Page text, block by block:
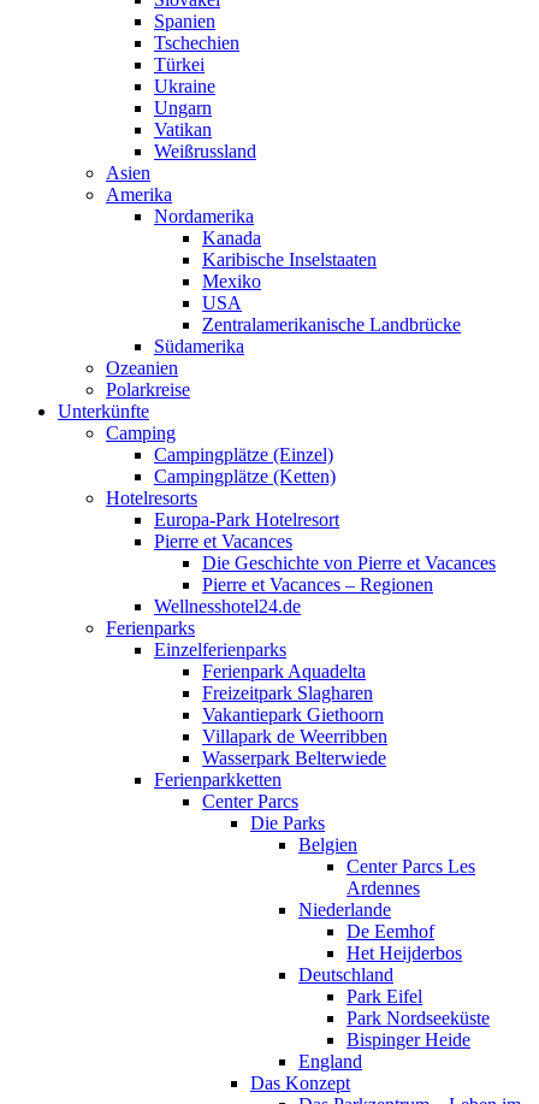
Spanien
Tschechien
Türkei
Ukraine
Ungarn
Vatikan
Weißrussland
Asien
Amerika
Nordamerika
Kanada
Karibische Inselstaaten
Mexiko
USA
Zentralamerikanische Landbrücke
Südamerika
Ozeanien
Polarkreise
Unterkünfte
Camping
Campingplätze (Einzel)
Campingplätze (Ketten)
Hotelresorts
Europa-Park Hotelresort
Pierre et Vacances
Die Geschichte von Pierre et Vacances
Pierre et Vacances – Regionen
Wellnesshotel24.de
Ferienparks
Einzelferienparks
Ferienpark Aquadelta
Freizeitpark Slagharen
Vakantiepark Giethoorn
Villapark de Weerribben
Wasserpark Belterwiede
Ferienparkketten
Center Parcs
Die Parks
Belgien
Center Parcs Les
Ardennes
Niederlande
De Eemhof
Het Heijderbos
Deutschland
Park Eifel
Park Nordseeküste
Bispinger Heide
England
Das Konzept